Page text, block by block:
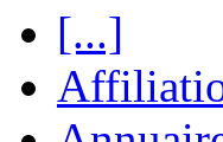
[...]